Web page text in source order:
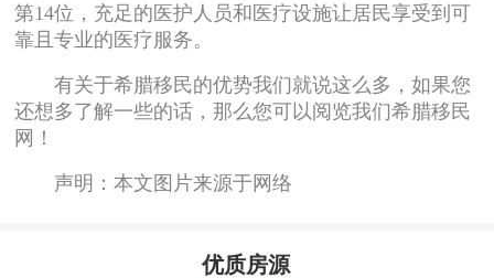
第14位，充足的医护人员和医疗设施让居民享受到可
靠且专业的医疗服务。
有关于希腊移民的优势我们就说这么多，如果您
还想多了解一些的话，那么您可以阅览我们希腊移民
网！
声明：本文图片来源于网络
优质房源